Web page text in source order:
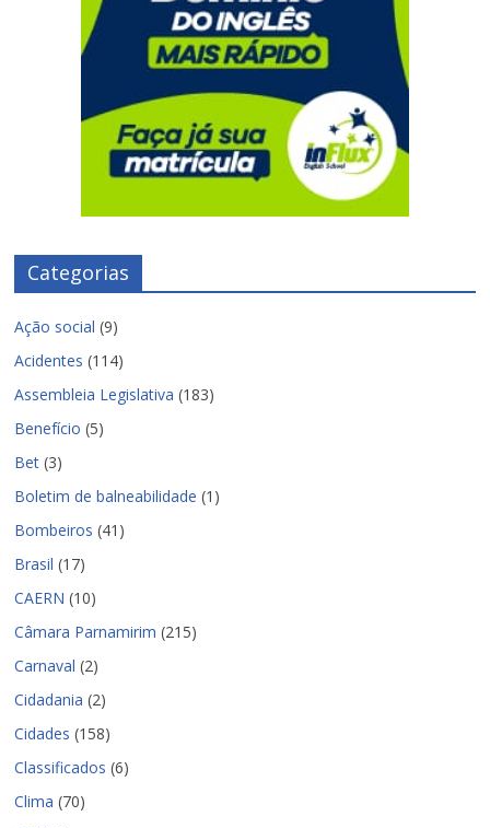
Categorias
Ação social (9)
Acidentes (114)
Assembleia Legislativa (183)
Benefício (5)
Bet (3)
Boletim de balneabilidade (1)
Bombeiros (41)
Brasil (17)
CAERN (10)
Câmara Parnamirim (215)
Carnaval (2)
Cidadania (2)
Cidades (158)
Classificados (6)
Clima (70)